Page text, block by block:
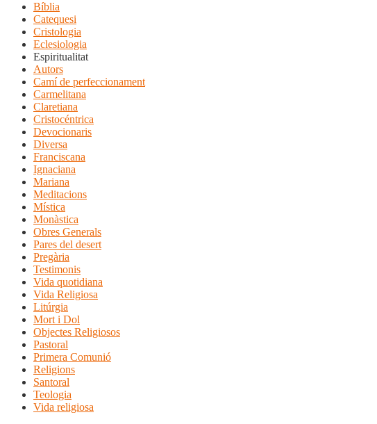
Bíblia
Catequesi
Cristologia
Eclesiologia
Espiritualitat
Autors
Camí de perfeccionament
Carmelitana
Claretiana
Cristocéntrica
Devocionaris
Diversa
Franciscana
Ignaciana
Mariana
Meditacions
Mística
Monàstica
Obres Generals
Pares del desert
Pregària
Testimonis
Vida quotidiana
Vida Religiosa
Litúrgia
Mort i Dol
Objectes Religiosos
Pastoral
Primera Comunió
Religions
Santoral
Teologia
Vida religiosa